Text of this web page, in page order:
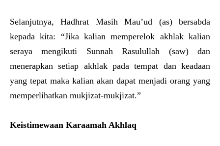
Selanjutnya, Hadhrat Masih Mau’ud (as) bersabda
kepada kita: “Jika kalian memperelok akhlak kalian
seraya mengikuti Sunnah Rasulullah (saw) dan
menerapkan setiap akhlak pada tempat dan keadaan
yang tepat maka kalian akan dapat menjadi orang yang
memperlihatkan mukjizat-mukjizat.”
Keistimewaan Karaamah Akhlaq